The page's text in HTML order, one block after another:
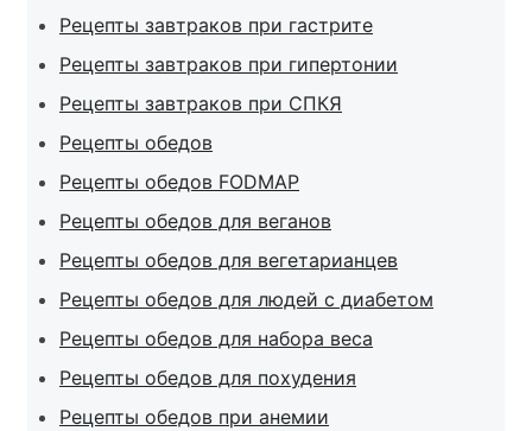
Рецепты завтраков при гастрите
Рецепты завтраков при гипертонии
Рецепты завтраков при СПКЯ
Рецепты обедов
Рецепты обедов FODMAP
Рецепты обедов для веганов
Рецепты обедов для вегетарианцев
Рецепты обедов для людей с диабетом
Рецепты обедов для набора веса
Рецепты обедов для похудения
Рецепты обедов при анемии